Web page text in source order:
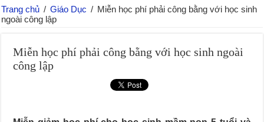
Học sinh học Trường quốc tế có được xét tuyển Đại học Việt Nam
Bộ Y tế thu hồi giấy chứng nhận kinh doanh dược của Công ty Cổ
Sau đổi tên, giá trị văn bằng theo tên cũ của Trường đại học có còn
Cơ chế mở tuyển dụng giảng viên đồng cơ hữu Trường Cao đẳng Y
Nghĩa vụ quân sự 2026 chú trọng tuyển chọn công dân tốt nghiệp
Trang chủ / Giáo Dục / Miễn học phí phải công bằng với học sinh
ngoài công lập
Miễn học phí phải công bằng với học sinh ngoài
công lập